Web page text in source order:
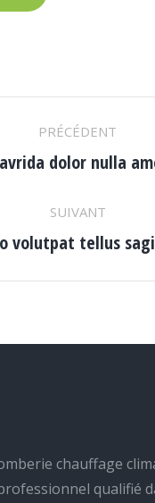
PRÉCÉDENT
Onglet
dolor nulla
SUIVANT
Projets
volutpat tellus
chauffage
qualifié